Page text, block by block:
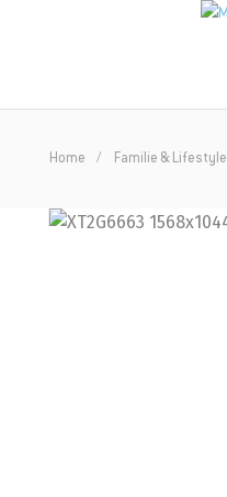
Home Familie & Lifestyle